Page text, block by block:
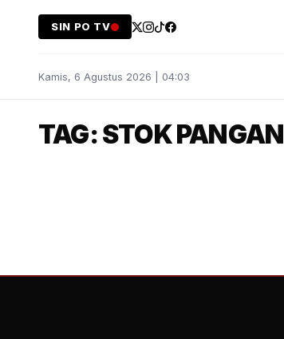
SIN PO TV
Kamis, 6 Agustus 2026 | 04:03
TAG: STOK PANGAN